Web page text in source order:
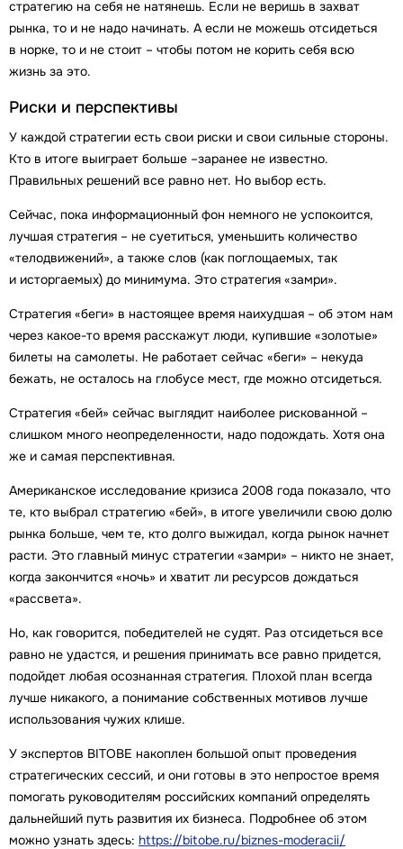
стратегию на себя не натянешь. Если не веришь в захват
рынка, то и не надо начинать. А если не можешь отсидеться
в норке, то и не стоит – чтобы потом не корить себя всю
жизнь за это.
Риски и перспективы
У каждой стратегии есть свои риски и свои сильные стороны.
Кто в итоге выиграет больше –заранее не известно.
Правильных решений все равно нет. Но выбор есть.
Сейчас, пока информационный фон немного не успокоится,
лучшая стратегия – не суетиться, уменьшить количество
«телодвижений», а также слов (как поглощаемых, так
и исторгаемых) до минимума. Это стратегия «замри».
Стратегия «беги» в настоящее время наихудшая – об этом нам
через какое-то время расскажут люди, купившие «золотые»
билеты на самолеты. Не работает сейчас «беги» – некуда
бежать, не осталось на глобусе мест, где можно отсидеться.
Стратегия «бей» сейчас выглядит наиболее рискованной –
слишком много неопределенности, надо подождать. Хотя она
же и самая перспективная.
Американское исследование кризиса 2008 года показало, что
те, кто выбрал стратегию «бей», в итоге увеличили свою долю
рынка больше, чем те, кто долго выжидал, когда рынок начнет
расти. Это главный минус стратегии «замри» – никто не знает,
когда закончится «ночь» и хватит ли ресурсов дождаться
«рассвета».
Но, как говорится, победителей не судят. Раз отсидеться все
равно не удастся, и решения принимать все равно придется,
подойдет любая осознанная стратегия. Плохой план всегда
лучше никакого, а понимание собственных мотивов лучше
использования чужих клише.
У экспертов BITOBE накоплен большой опыт проведения
стратегических сессий, и они готовы в это непростое время
помогать руководителям российских компаний определять
дальнейший путь развития их бизнеса. Подробнее об этом
можно узнать здесь: https://bitobe.ru/biznes-moderacii/